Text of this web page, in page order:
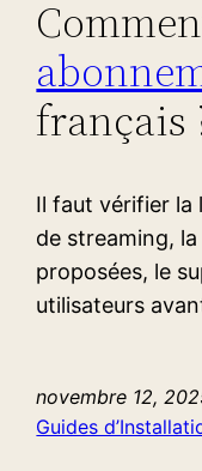
français
Il faut vérifier la
de streaming,
proposées, le
utilisateurs
novembre 12,
Guides